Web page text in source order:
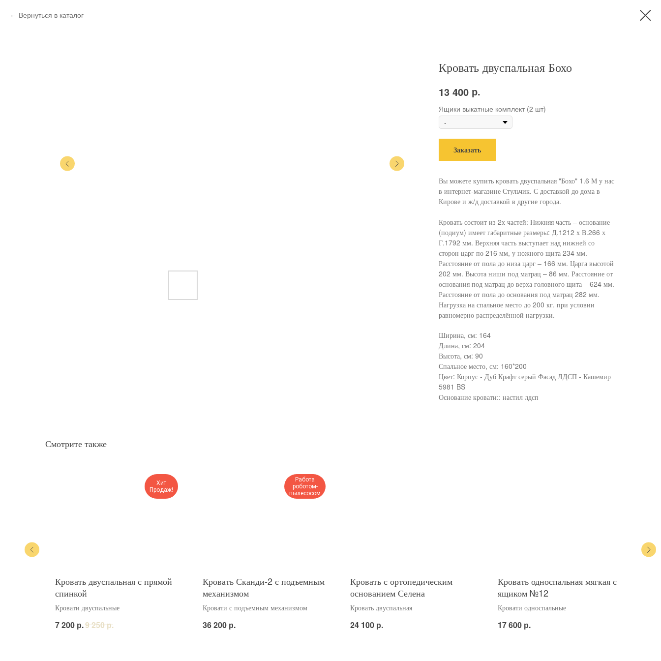
Вернуться в каталог
Кровать двуспальная Бохо
13 400 р.
Ящики выкатные комплект (2 шт)
Заказать
Вы можете купить кровать двуспальная "Бохо" 1.6 М у нас
в интернет-магазине Стульчик. С доставкой до дома в
Кирове и ж/д доставкой в другие города.
Кровать состоит из 2х частей: Нижняя часть – основание
(подиум) имеет габаритные размеры: Д.1212 х В.266 х
Г.1792 мм. Верхняя часть выступает над нижней со
сторон царг по 216 мм, у ножного щита 234 мм.
Расстояние от пола до низа царг – 166 мм. Царга высотой
202 мм. Высота ниши под матрац – 86 мм. Расстояние от
основания под матрац до верха головного щита – 624 мм.
Расстояние от пола до основания под матрац 282 мм.
Нагрузка на спальное место до 200 кг. при условии
равномерно распределённой нагрузки.
Ширина, см: 164
Длина, см: 204
Высота, см: 90
Спальное место, см: 160*200
Цвет: Корпус - Дуб Крафт серый Фасад ЛДСП - Кашемир
5981 BS
Основание кровати:: настил лдсп
Смотрите также
Хит
Продаж!
Кровать двуспальная с прямой
спинкой
Кровати двуспальные
7 200 р.9 250р.
Работа
роботом-
пылесосом
Кровать Сканди-2 с подъемным
механизмом
Кровати с подъемным механизмом
36 200 р.
Кровать с ортопедическим
основанием Селена
Кровать двуспальная
24 100 р.
Кровать односпальная мягкая с
ящиком №12
Кровати односпальные
17 600 р.